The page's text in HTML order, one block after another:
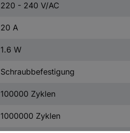
220 - 240 V/AC
20 A
1.6 W
Schraubbefestigung
100000 Zyklen
1000000 Zyklen